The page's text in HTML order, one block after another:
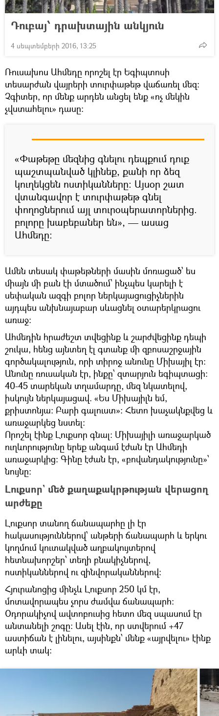
Դուբայ՝ դրախտային անկյուն
4 սեպտեմբերի 2016, 13:25
Ռուսախոս Ահմեդը որոշել էր Եգիպտոսի
տեսարժան վայրերի տուրփաթեթ վաճառել մեզ:
Չգիտեր, որ մենք արդեն անցել ենք «ոչ մեկին
չվստահելու» դասը:
«Փաթեթը մեզնից գնելու դեպքում դուք
պաշտպանված կլինեք, քանի որ ձեզ
կուղեկցեն ոստիկանները։ Այսօր շատ
վտանգավոր է տուրփաթեթ գնել
փողոցներում այլ տուրօպերատորներից.
բոլորը խաբեբաներ են», — ասաց
Ահմեդը։
Ամեն տեսակ փաթեթների մասին մոռացած՝ ես
միայն մի բան էի մտածում՝ ինչպես կարելի է
սեփական ազգի բոլոր ներկայացուցիչներին
այդպես անխնայաբար սևացնել օտարերկրացու
առաջ։
Ահմեդին հրաժեշտ տվեցինք և շարժվեցինք դեպի
շուկա, հենց այնտեղ էլ գտանք մի զբոսաշրջային
գործակալություն, որի տիրոջ անունը Միխայիլ էր:
Անունը ռուսական էր, ինքը՝ զտարյուն եգիպտացի:
40-45 տարեկան տղամարդը, մեզ նկատելով,
իսկույն ներկայացավ. «Ես Միխայիլն եմ,
քրիստոնյա։ Բարի գալուստ»։ Հետո խաչակնքվեց և
առաջարկեց նստել։
Որոշել էինք Լուքսոր գնալ: Միխայիլի առաջարկած
ուղևորությունը երեք անգամ էժան էր Ահմեդի
առաջարկից: Գինը էժան էր, «բովանդակությունը»՝
նույնը:
Լուքսոր` մեծ քաղաքակրթության վերացող
արժեքը
Լուքսոր տանող ճանապարհը լի էր
հակասություններով՝ անթերի ճանապարհ և երկու
կողմում կուտակված աղբակույտերով
հետնախորշեր՝ տեղի բնակիչներով,
ոստիկաններով ու զինվորականներով։
Հյուրանոցից մինչև Լուքսոր 250 կմ էր,
մոտավորապես չորս ժամվա ճանապարհ։
Օդորակիչով ավտոբուսից հետո մեզ սպասում էր
անտանելի շոգը: Ասել էին, որ ստվերում +47
աստիճան է լինելու, այսինքն՝ մենք «այրվելու» էինք
արևի տակ: